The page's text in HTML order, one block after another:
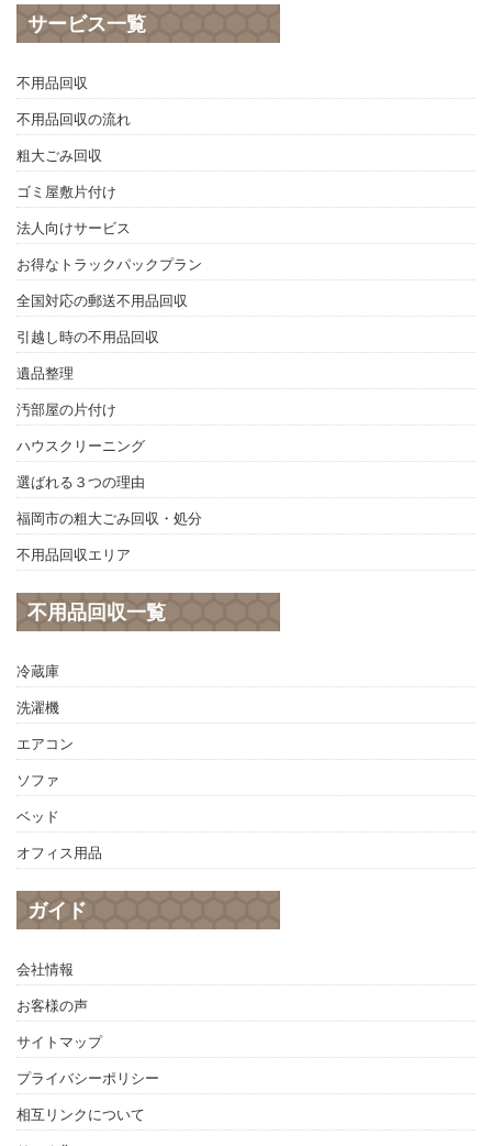
サービス一覧
不用品回収
不用品回収の流れ
粗大ごみ回収
ゴミ屋敷片付け
法人向けサービス
お得なトラックパックプラン
全国対応の郵送不用品回収
引越し時の不用品回収
遺品整理
汚部屋の片付け
ハウスクリーニング
選ばれる３つの理由
福岡市の粗大ごみ回収・処分
不用品回収エリア
不用品回収一覧
冷蔵庫
洗濯機
エアコン
ソファ
ベッド
オフィス用品
ガイド
会社情報
お客様の声
サイトマップ
プライバシーポリシー
相互リンクについて